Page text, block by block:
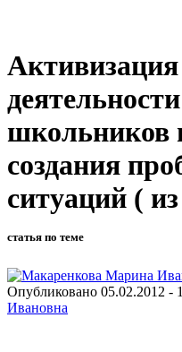
школьников
создания
ситуаций (
статья по теме
Опубликовано 05.02.2012 -
Ивановна